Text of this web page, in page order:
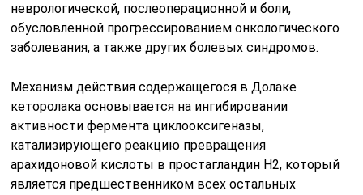
неврологической, послеоперационной и боли,
обусловленной прогрессированием онкологического
заболевания, а также других болевых синдромов.
Механизм действия содержащегося в Долаке
кеторолака основывается на ингибировании
активности фермента циклооксигеназы,
катализирующего реакцию превращения
арахидоновой кислоты в простагландин Н2, который
является предшественником всех остальных